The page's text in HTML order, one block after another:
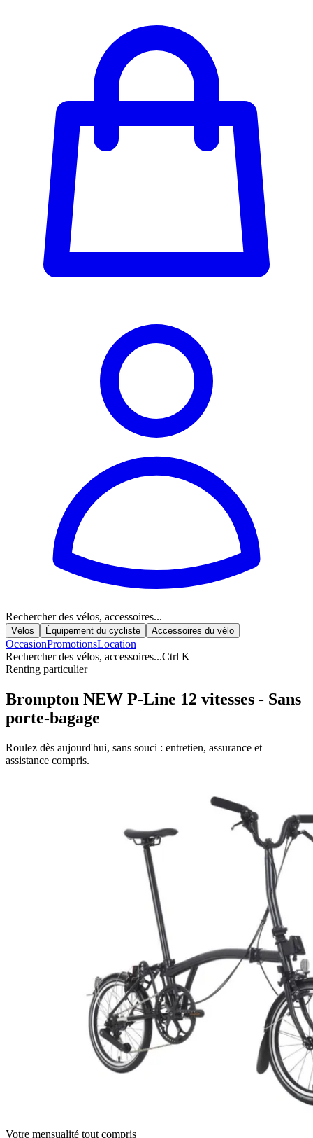
Rechercher des vélos, accessoires...
Vélos Équipement du cycliste Accessoires du vélo
OccasionPromotionsLocation
Rechercher des vélos, accessoires...Ctrl K
Renting particulier
Brompton NEW P-Line 12 vitesses - Sans
porte-bagage
Roulez dès aujourd'hui, sans souci : entretien, assurance et
assistance compris.
Votre mensualité tout compris